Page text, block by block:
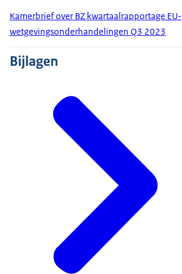
Kamerbrief over BZ kwartaalrapportage EU-
wetgevingsonderhandelingen Q3 2023
Bijlagen